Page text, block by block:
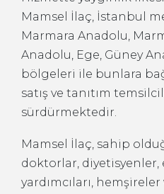
Mamsel İlaç, İstanbul
Marmara Anadolu,
Anadolu, Ege, Güney
bölgeleri ile bunlara
satış ve tanıtım
sürdürmektedir.
Mamsel İlaç, sahip
doktorlar, diyetisyenler,
yardımcıları,